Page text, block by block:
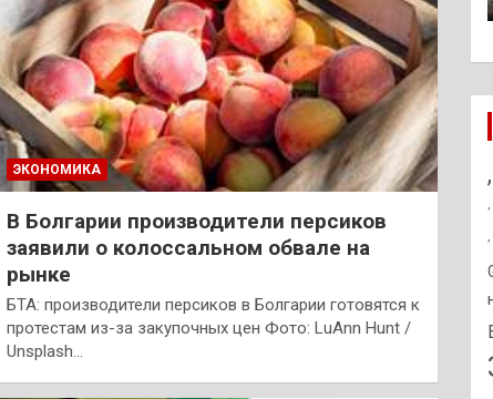
ЭКОНОМИКА
В Болгарии производители персиков
заявили о колоссальном обвале на
рынке
БТА: производители персиков в Болгарии готовятся к
протестам из-за закупочных цен Фото: LuAnn Hunt /
Unsplash…